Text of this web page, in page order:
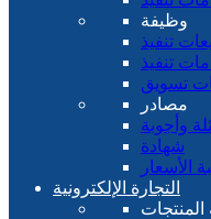
وظيفة
مصادر
وأجوبة
شهادة
الأسعار
التجارة الإلكترونية